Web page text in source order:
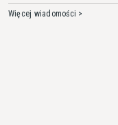
Więcej wiadomości >